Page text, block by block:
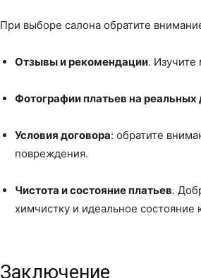
При выборе салона обратите
Отзывы и рекомендации. Изучите
Фотографии платьев на
Условия договора: обратите
повреждения.
Чистота и состояние платьев.
химчистку и идеальное состояние
Заключение